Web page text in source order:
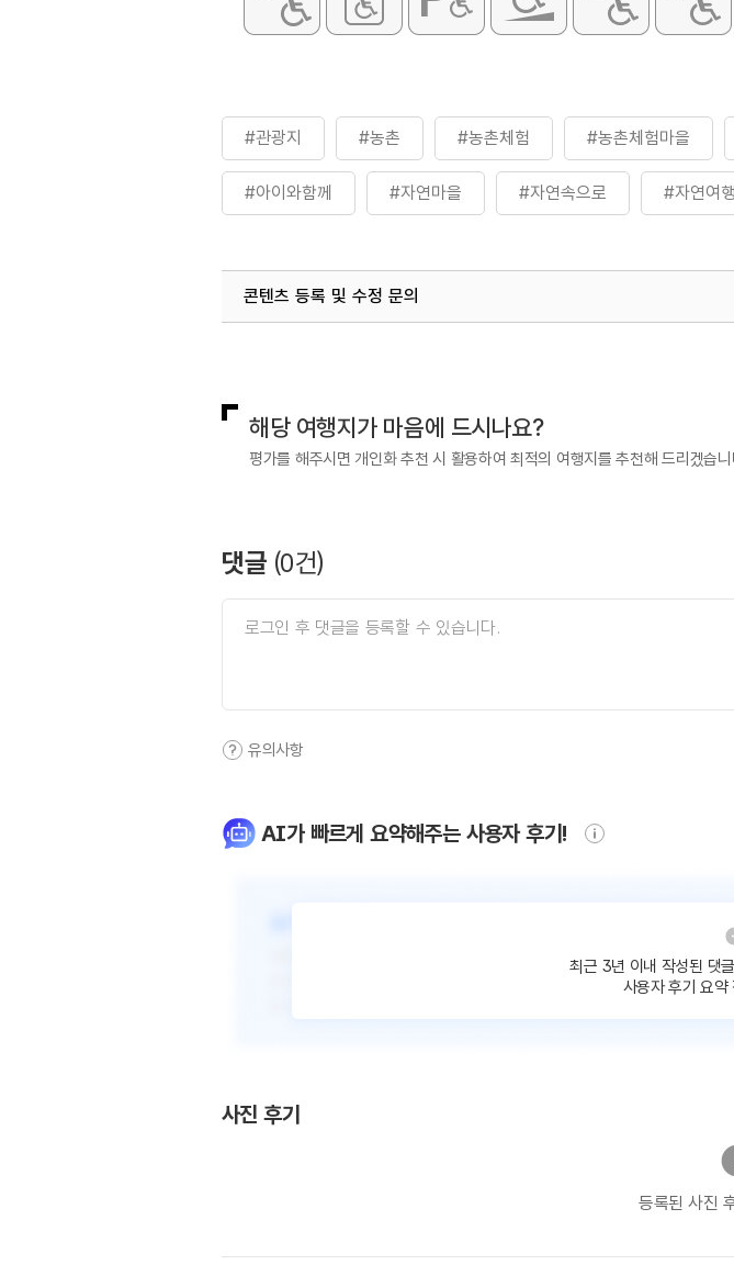
#관광지 #농촌 #농촌체험 #농촌체험마을
#아이와함께 #자연마을 #자연속으로 #자연여행
#휴식하기 #휴식하기좋은곳
콘텐츠 등록 및 수정 문의
해당 여행지가 마음에 드시나요?
평가를 해주시면 개인화 추천 시 활용하여 최적의 여행지를 추천해 드리겠습니
댓글 (0건)
유의사항
AI가 빠르게 요약해주는 사용자 후기!
최근 3년 이내 작성된 댓글
사용자 후기 요약
사진 후기
등록된 사진